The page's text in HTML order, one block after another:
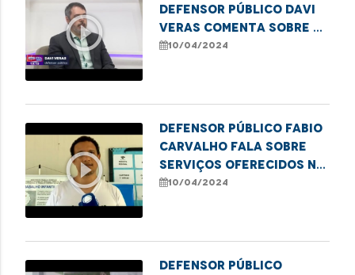
play_circle_outline
defensor público Davi
Veras comenta sobre a
situação das escolas
10/04/2024
play_circle_outline
Defensor público Fabio
Carvalho fala sobre
serviços oferecidos na
campanha para emissão
10/04/2024
Defensor público